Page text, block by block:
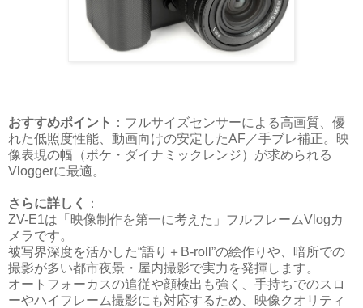
おすすめポイント ：フルサイズセンサーによる高画質、優
れた低照度性能、動画向けの安定したAF／手ブレ補正。映
像表現の幅（ボケ・ダイナミックレンジ）が求められる
Vloggerに最適。
さらに詳しく
：
ZV-E1は「映像制作を第一に考えた」フルフレームVlogカ
メラです。
被写界深度を活かした“語り＋B-roll”の絵作りや、暗所での
撮影が多い都市夜景・屋内撮影で実力を発揮します。
オートフォーカスの追従や顔検出も強く、手持ちでのスロ
ーやハイフレーム撮影にも対応するため、映像クオリティ